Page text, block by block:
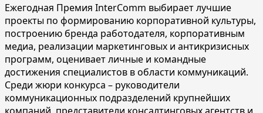
Ежегодная Премия InterComm выбирает лучшие
проекты по формированию корпоративной культуры,
построению бренда работодателя, корпоративным
медиа, реализации маркетинговых и антикризисных
программ, оценивает личные и командные
достижения специалистов в области коммуникаций.
Среди жюри конкурса – руководители
коммуникационных подразделений крупнейших